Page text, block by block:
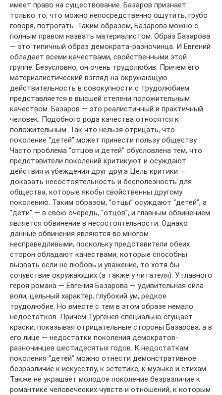
имеет право на существование. Базаров признает
только то, что можно непосредственно ощутить, грубо
говоря, потрогать. Таким образом, Базарова можно с
полным правом назвать материалистом. Образ Базарова
— это типичный образ демократа-разночинца. И Евгений
обладает всеми качествами, свойственными этой
группе. Безусловно, он очень трудолюбив. Причем его
материалистический взгляд на окружающую
действительность в совокупности с трудолюбием
представляется в высшей степени положительным
качеством. Базаров — это реалистичный и практичный
человек. Подобного рода качества относятся к
положительным. Так что нельзя отрицать, что
поколение “детей” может принести пользу обществу.
Часто проблема “отцов и детей” обусловлена тем, что
представители поколений критикуют и осуждают
действия и убеждения друг друга Цель критики —
доказать несостоятельность и бесполезность для
общества, которые якобы свойственны другому
поколению. Таким образом, “отцы” осуждают “детей”, а
“дети” — в свою очередь, “отцов”, и главным обвинением
является обвинение в несостоятельности. Однако
данные обвинения являются во многом
несправедливыми, поскольку представители обеих
сторон обладают качествами, которые способны
вызвать если не любовь и уважение, то хотя бы
сочувствие окружающих (а также у читателя). У главного
героя романа — Евгения Базарова — удивительная сила
воли, цельный характер, глубокий ум, редкое
трудолюбие. Но вместе с тем в этом образе немало
недостатков. Причем Тургенев специально сгущает
краски, показывая отрицательные стороны Базарова, а в
его лице — недостатки поколения демократов-
разночинцев шестидесятых годов. К недостаткам
поколения “детей” можно отнести демонстративное
безразличие к искусству, к эстетике, к музыке и стихам.
Также не украшает молодое поколение безразличие к
романтике человеческих чувств и отношений, к которым